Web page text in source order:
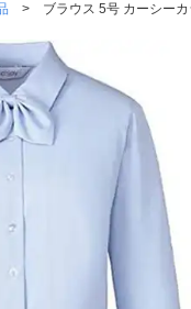
ブラウス 5号 カーシー